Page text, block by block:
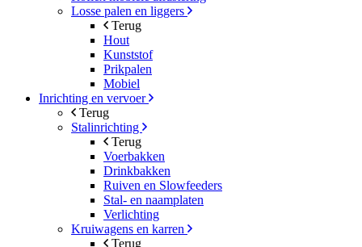
Losse palen en liggers
Terug
Hout
Kunststof
Prikpalen
Mobiel
Inrichting en vervoer
Terug
Stalinrichting
Terug
Voerbakken
Drinkbakken
Ruiven en Slowfeeders
Stal- en naamplaten
Verlichting
Kruiwagens en karren
Terug